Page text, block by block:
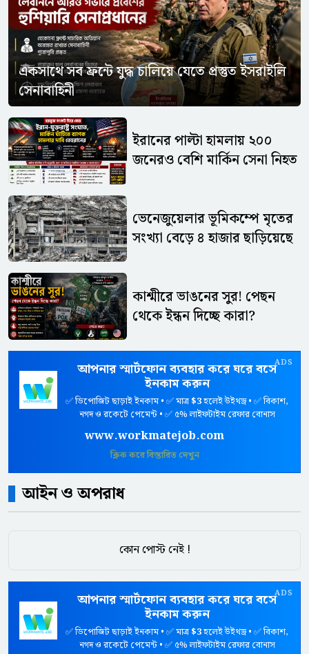
একসাথে সব ফ্রন্টে যুদ্ধ চালিয়ে যেতে প্রস্তুত ইসরাইলি
সেনাবাহিনী
ইরানের পাল্টা হামলায় ২০০
জনেরও বেশি মার্কিন সেনা নিহত
ভেনেজুয়েলার ভূমিকম্পে মৃতের
সংখ্যা বেড়ে ৪ হাজার ছাড়িয়েছে
কাশ্মীরে ভাঙনের সুর! পেছন
থেকে ইন্ধন দিচ্ছে কারা?
ADS
আপনার স্মার্টফোন ব্যবহার করে ঘরে বসে
ইনকাম করুন
✅ ডিপোজিট ছাড়াই ইনকাম • ✅ মাত্র$3হলেই উইথড্র • ✅ বিকাশ,
নগদ ও রকেটে পেমেন্ট • ✅ ৫% লাইফটাইম রেফার বোনাস
www.workmatejob.com
ক্লিক করে বিস্তারিত দেখুন
আইন ও অপরাধ
কোন পোস্ট নেই !
ADS
আপনার স্মার্টফোন ব্যবহার করে ঘরে বসে
ইনকাম করুন
✅ ডিপোজিট ছাড়াই ইনকাম • ✅ মাত্র$3হলেই উইথড্র • ✅ বিকাশ,
নগদ ও রকেটে পেমেন্ট • ✅ ৫% লাইফটাইম রেফার বোনাস